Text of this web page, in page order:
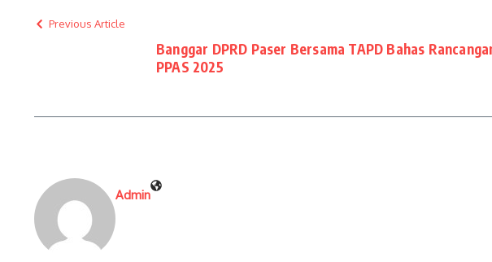
Previous Article
Banggar DPRD Paser Bersama TAPD Bahas
PPAS 2025
Admin